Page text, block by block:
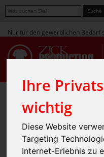
Ihre
wichtig
Diese Website
Targeting
Internet-Erlebnis zu
Nur für den gewerblichen Bedarf
Home Shop Workwear»
Essential
Workwear)